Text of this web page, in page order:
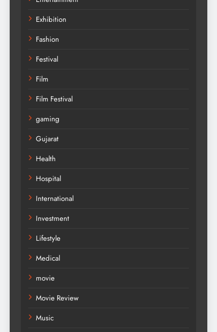
Exhibition
Fashion
Festival
Film
Film Festival
gaming
Gujarat
Health
Hospital
International
Investment
Lifestyle
Medical
movie
Movie Review
Music